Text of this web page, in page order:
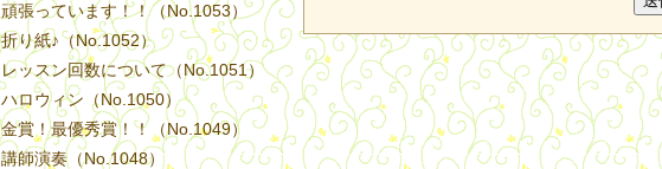
頑張っています！！（No.1053）
折り紙♪（No.1052）
レッスン回数について（No.1051）
ハロウィン（No.1050）
金賞！最優秀賞！！（No.1049）
講師演奏（No.1048）